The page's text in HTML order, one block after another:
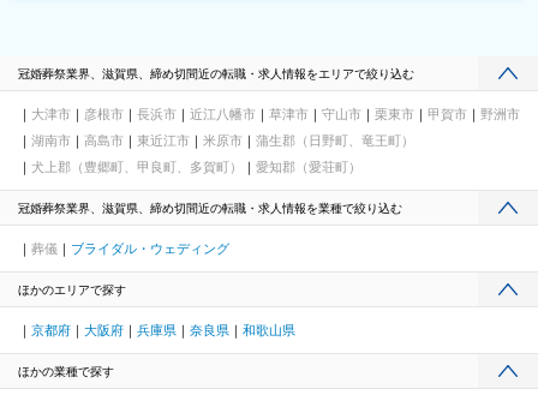
冠婚葬祭業界、滋賀県、締め切間近の転職・求人情報をエリアで絞り込む
大津市 彦根市 長浜市 近江八幡市 草津市 守山市 栗東市 甲賀市
野洲市
湖南市
高島市 東近江市 米原市
蒲生郡（日野町、竜王町）
犬上郡（豊郷町、甲良町、多賀町）
愛知郡（愛荘町）
冠婚葬祭業界、滋賀県、締め切間近の転職・求人情報を業種で絞り込む
葬儀 ブライダル・ウェディング
ほかのエリアで探す
京都府 大阪府 兵庫県 奈良県 和歌山県
ほかの業種で探す